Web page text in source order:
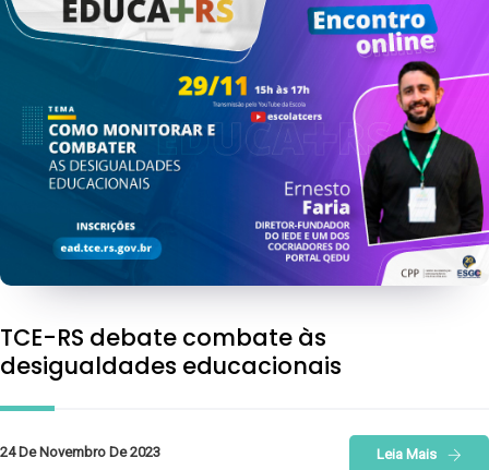
TCE-RS debate combate às
desigualdades educacionais
24 De Novembro De 2023 Leia Mais